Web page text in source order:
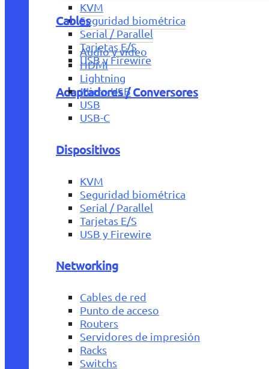
KVM
Seguridad biométrica
Serial / Parallel
Tarjetas E/S
USB y Firewire
Adaptadores / Conversores
Cables
Audio y vídeo
HDMI
Lightning
Micro USB
USB
USB-C
Dispositivos
KVM
Seguridad biométrica
Serial / Parallel
Tarjetas E/S
USB y Firewire
Networking
Cables de red
Punto de acceso
Routers
Servidores de impresión
Racks
Switchs